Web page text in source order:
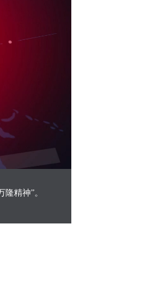
隆精神”。